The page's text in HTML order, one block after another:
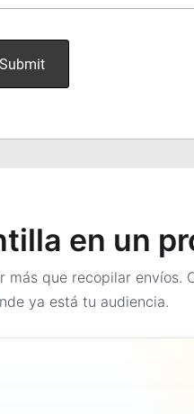
en un
que recopilar envíos.
ya está tu audiencia.